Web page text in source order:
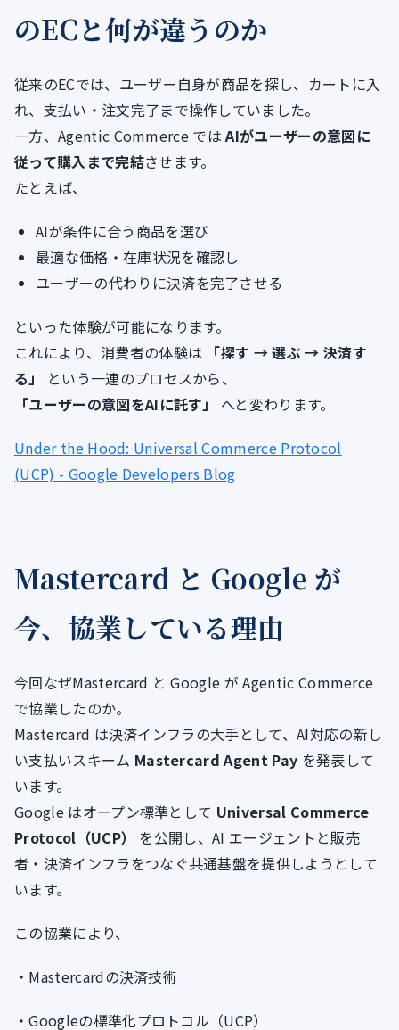
のECと何が違うのか
従来のECでは、ユーザー自身が商品を探し、カートに入
れ、支払い・注文完了まで操作していました。
一方、Agentic Commerce ではAIがユーザーの意図に
従って購入まで完結させます。
たとえば、
AIが条件に合う商品を選び
最適な価格・在庫状況を確認し
ユーザーの代わりに決済を完了させる
といった体験が可能になります。
これにより、消費者の体験は
「探す → 選ぶ → 決済す
る」
という一連のプロセスから、
「ユーザーの意図をAIに託す」
へと変わります。
Under the Hood: Universal Commerce Protocol
(UCP) - Google Developers Blog
Mastercard と Google が
今、協業している理由
今回なぜMastercard と Google が Agentic Commerce
で協業したのか。
Mastercard は決済インフラの大手として、AI対応の新し
い支払いスキーム Mastercard Agent Pay を発表して
います。
Google はオープン標準として Universal Commerce
Protocol（UCP）
を公開し、AI エージェントと販売
者・決済インフラをつなぐ共通基盤を提供しようとして
います。
この協業により、
・Mastercardの決済技術
・Googleの標準化プロトコル（UCP）